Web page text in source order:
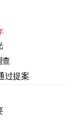
查
过提案